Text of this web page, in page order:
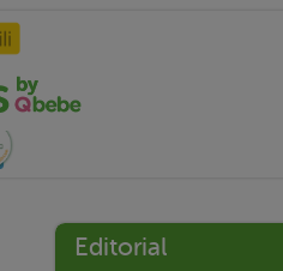
Editorial